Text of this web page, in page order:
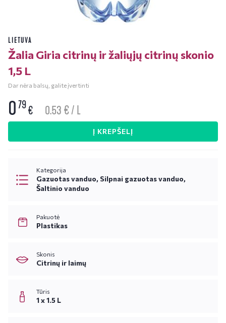
LIETUVA
Žalia Giria citrinų ir žaliųjų citrinų skonio
1,5 L
Dar nėra balsų, galite įvertinti
079€ 0.53 € / L
Į KREPŠELĮ
Kategorija
Gazuotas vanduo, Silpnai gazuotas vanduo,
Šaltinio vanduo
Pakuotė
Plastikas
Skonis
Citrinų ir laimų
Tūris
1 x 1.5 L